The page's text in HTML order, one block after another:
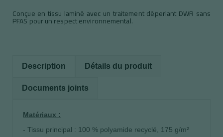
Conçue en tissu laminé avec un traitement déperlant DWR sans
PFAS pour un respect environnemental.
Description Détails du produit
Documents joints
Matériaux :
- Tissu principal : 100 % polyamide recyclé, 175 g/m²